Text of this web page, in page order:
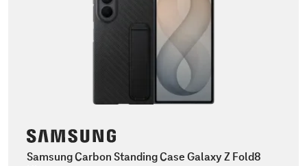
Samsung Carbon Standing Case Galaxy Z Fold8